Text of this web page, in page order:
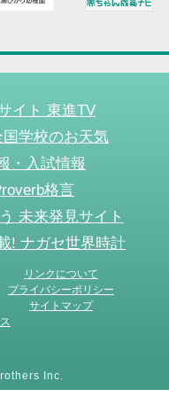
イト 東進TV
学校のお天気
・入試情報
格言
未来発見サイト
! ナガセ世界時計
リンクについて
プライバシーポリシー
サイトマップ
Inc.